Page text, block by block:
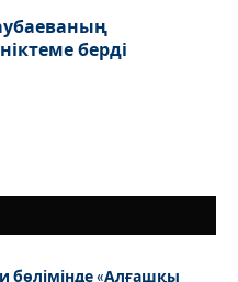
берді
бөлімінде «Алғашқы